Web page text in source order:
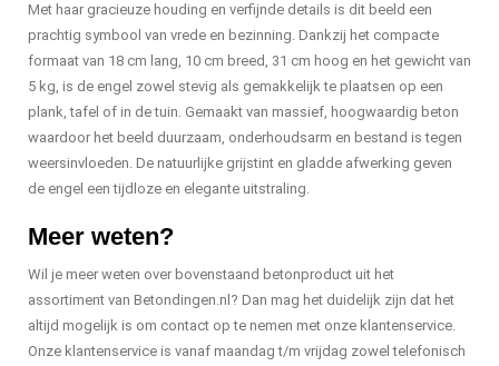
Met haar gracieuze houding en verfijnde details is dit beeld een
prachtig symbool van vrede en bezinning. Dankzij het compacte
formaat van 18 cm lang, 10 cm breed, 31 cm hoog en het gewicht van
5 kg, is de engel zowel stevig als gemakkelijk te plaatsen op een
plank, tafel of in de tuin. Gemaakt van massief, hoogwaardig beton
waardoor het beeld duurzaam, onderhoudsarm en bestand is tegen
weersinvloeden. De natuurlijke grijstint en gladde afwerking geven
de engel een tijdloze en elegante uitstraling.
Meer weten?
Wil je meer weten over bovenstaand betonproduct uit het
assortiment van Betondingen.nl? Dan mag het duidelijk zijn dat het
altijd mogelijk is om contact op te nemen met onze klantenservice.
Onze klantenservice is vanaf maandag t/m vrijdag zowel telefonisch